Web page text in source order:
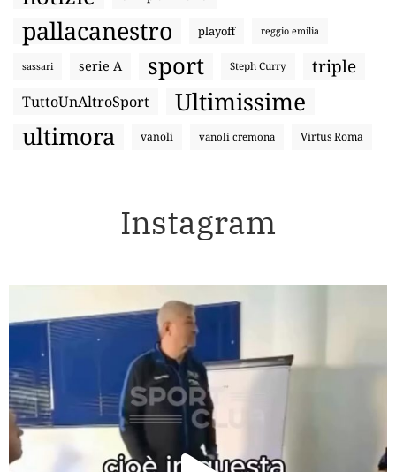
pallacanestro playoff reggio emilia
sassari serie A sport Steph Curry triple
TuttoUnAltroSport Ultimissime
ultimora vanoli vanoli cremona Virtus Roma
Instagram